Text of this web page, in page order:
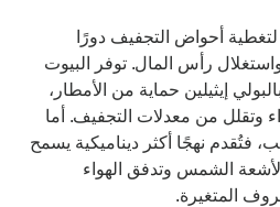
أحواض التجفيف دورًا
رأس المال. توفر البيوت
إيثيلين حماية من الأمطار،
وتقلل من معدلات التجفيف. أما
فتُقدم نهجًا أكثر ديناميكية يسمح
الشمس وتدفق الهواء
المتغيرة.